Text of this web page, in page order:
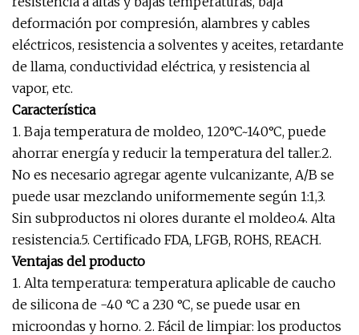
deformación por compresión, alambres y cables
eléctricos, resistencia a solventes y aceites, retardante
de llama, conductividad eléctrica, y resistencia al
vapor, etc.
Característica
1. Baja temperatura de moldeo, 120°C~140°C, puede
ahorrar energía y reducir la temperatura del taller.2.
No es necesario agregar agente vulcanizante, A/B se
puede usar mezclando uniformemente según 1:1,3.
Sin subproductos ni olores durante el moldeo.4. Alta
resistencia.5. Certificado FDA, LFGB, ROHS, REACH.
Ventajas del producto
1. Alta temperatura: temperatura aplicable de caucho
de silicona de -40 °C a 230 °C, se puede usar en
microondas y horno. 2. Fácil de limpiar: los productos